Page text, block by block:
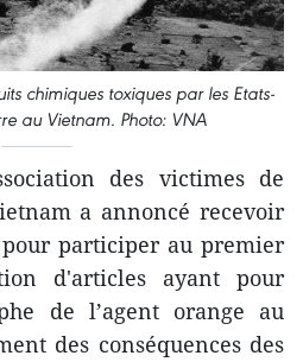
chimiques toxiques par les Etats-
au Vietnam. Photo: VNA
des victimes de
a annoncé recevoir
participer au premier
d'articles ayant pour
de l’agent orange au
des conséquences des